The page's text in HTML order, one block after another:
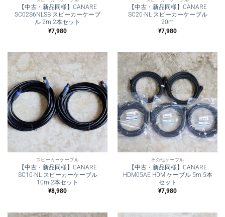
【中古・新品同様】CANARE
SC02S6NLSB スピーカーケーブ
ル 2m 2本セット
¥7,980
【中古・新品同様】CANARE
SC20-NL スピーカーケーブル
20m
¥7,980
スピーカーケーブル
【中古・新品同様】CANARE
SC10-NL スピーカーケーブル
10m 2本セット
¥8,980
その他ケーブル
【中古・新品同様】CANARE
HDM05AE HDMIケーブル 5m 5本
セット
¥7,980